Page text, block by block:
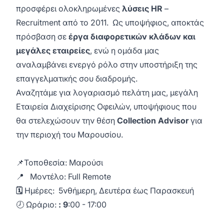
προσφέρει ολοκληρωμένες λύσεις HR –
Recruitment από το 2011. Ως υποψήφιος, αποκτάς
πρόσβαση σε έργα διαφορετικών κλάδων και
μεγάλες εταιρείες, ενώ η ομάδα μας
αναλαμβάνει ενεργό ρόλο στην υποστήριξη της
επαγγελματικής σου διαδρομής.
Αναζητάμε για λογαριασμό πελάτη μας, μεγάλη
Eταιρεία Διαχείρισης Οφειλών, υποψήφιους που
θα στελεχώσουν την θέση Collection Advisorγια
την περιοχή του Μαρουσίου.
📌Τοποθεσία: Μαρούσι
📍 Μοντέλο: Full Remote
🗓️ Ημέρες: 5νθήμερη, Δευτέρα έως Παρασκευή
🕗 Ωράριο: : 9:00 - 17:00